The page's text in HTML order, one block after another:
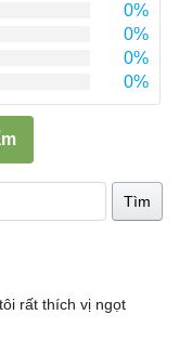
0%
0%
0%
0%
Tìm
rất thích vị ngọt